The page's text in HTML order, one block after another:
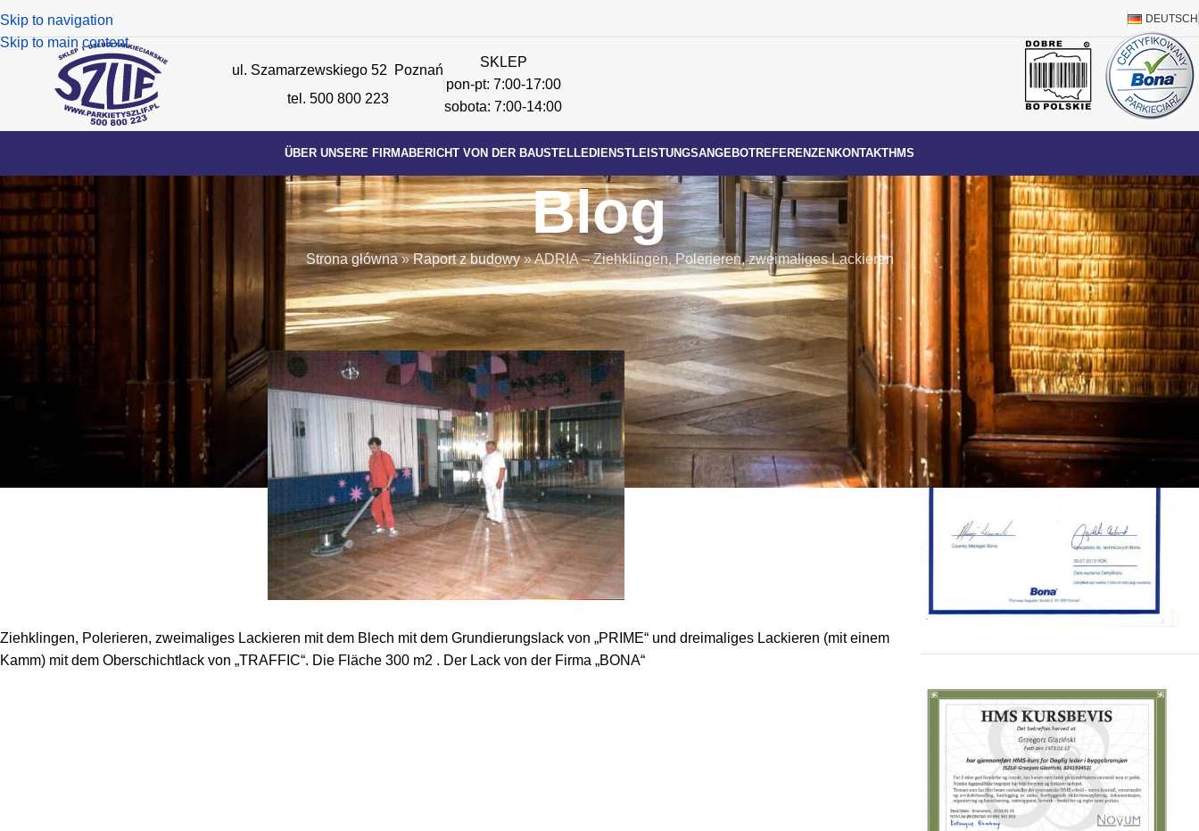
Skip to navigation
Skip to main content
DEUTSCH
ul. Szamarzewskiego 52 Poznań
tel. 500 800 223
SKLEP
pon-pt: 7:00-17:00
sobota: 7:00-14:00
ÜBER UNSERE FIRMABERICHT VON DER BAUSTELLEDIENSTLEISTUNGSANGEBOTREFERENZEN KONTAKTHMS
Blog
Strona główna»Raport z budowy»ADRIA – Ziehklingen, Polerieren, zweimaliges Lackieren
BERICHT VON DER BAUSTELLE
ADRIA – Ziehklingen, Polerieren, zweimaliges Lackieren
Posted by szlifadminOn 26 April 2022
Ziehklingen, Polerieren, zweimaliges Lackieren mit dem Blech mit dem Grundierungslack von „PRIME“ und dreimaliges Lackieren (mit einem
Kamm) mit dem Oberschichtlack von „TRAFFIC“. Die Fläche 300 m2 . Der Lack von der Firma „BONA“